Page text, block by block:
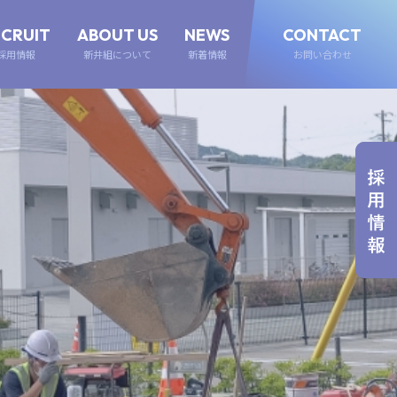
用情報
ABOUT US
新井組について
NEWS
新着情報
CONTACT
お問い合わせ